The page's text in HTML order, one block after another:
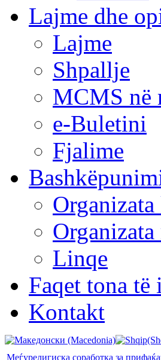
Lajme dhe
Lajme
Shpallje
MCMS në
e-Buletini
Fjalime
Linqe
Faqet tona të
Kontakt
Меѓурелигиска соработка за